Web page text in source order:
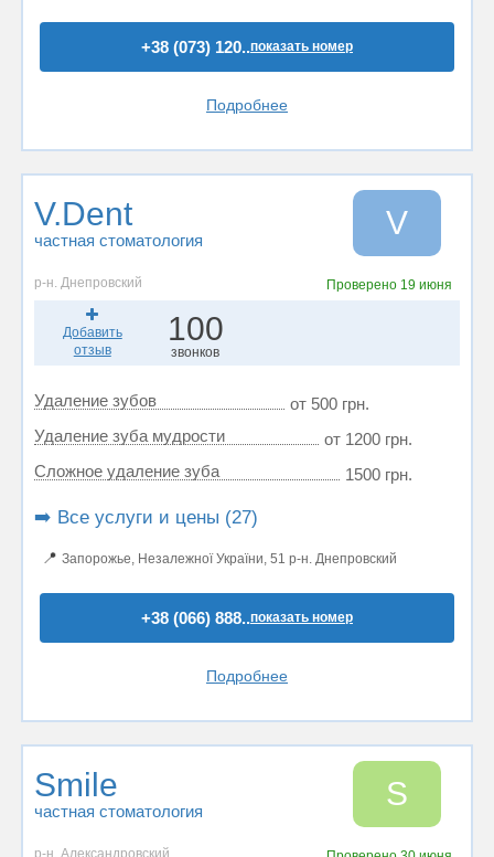
+38 (073) 120..показать номер
Подробнее
V.Dent
частная стоматология V
р-н. Днепровский Проверено 19 июня
Добавить
отзыв
100
звонков
Удаление зубов
от 500 грн.
Удаление зуба мудрости
от 1200 грн.
Сложное удаление зуба
1500 грн.
➡️ Все услуги и цены (27)
📍 Запорожье, Незалежної України, 51 р-н. Днепровский
+38 (066) 888..показать номер
Подробнее
Smile
частная стоматология S
р-н. Александровский